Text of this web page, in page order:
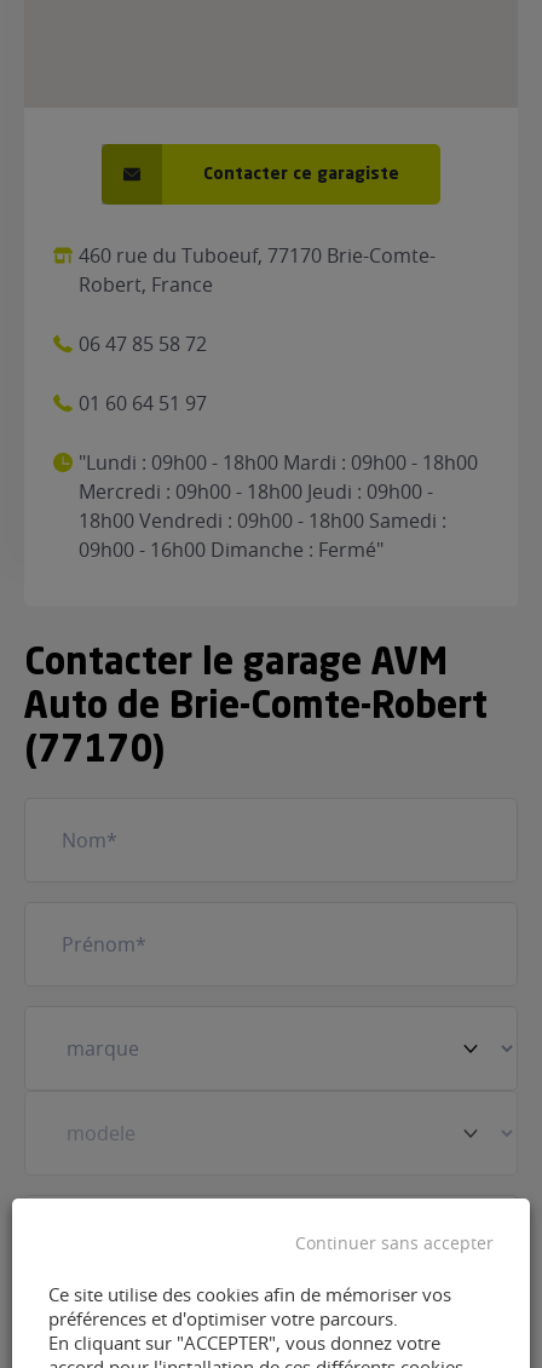
Contacter ce garagiste
460 rue du Tuboeuf, 77170 Brie-Comte-
Robert, France
06 47 85 58 72
01 60 64 51 97
"Lundi : 09h00 - 18h00 Mardi : 09h00 - 18h00
Mercredi : 09h00 - 18h00 Jeudi : 09h00 -
18h00 Vendredi : 09h00 - 18h00 Samedi :
09h00 - 16h00 Dimanche : Fermé"
Contacter le garage AVM
Auto de Brie-Comte-Robert
(77170)
véhicule(Nécessaire)
Prestation(Nécessaire)
mail(Nécessaire)
Ce site utilise des cookies afin de mémoriser vos
préférences et d'optimiser votre parcours.
En cliquant sur "ACCEPTER", vous donnez votre
Continuer sans accepter